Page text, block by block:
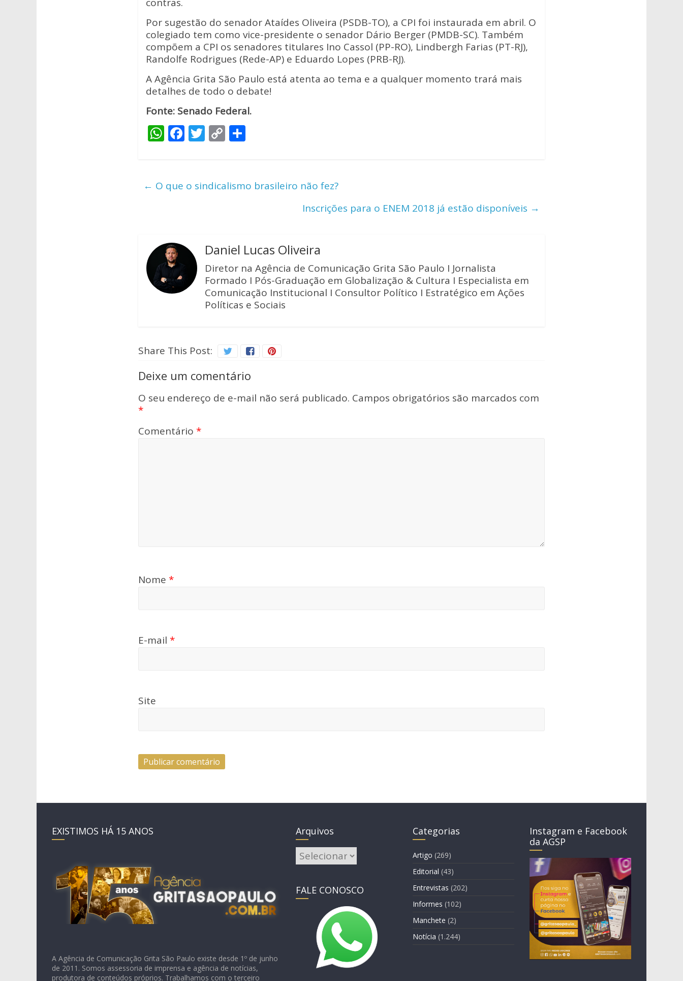
Por sugestão do senador Ataídes Oliveira (PSDB-TO), a CPI foi instaurada em abril. O
colegiado tem como vice-presidente o senador Dário Berger (PMDB-SC). Também
compõem a CPI os senadores titulares Ino Cassol (PP-RO), Lindbergh Farias (PT-RJ),
Randolfe Rodrigues (Rede-AP) e Eduardo Lopes (PRB-RJ).
A Agência Grita São Paulo está atenta ao tema e a qualquer momento trará mais
detalhes de todo o debate!
Fonte: Senado Federal.
W
s
A
F
b
T
er
C
y e
← O que o sindicalismo brasileiro não fez?
Inscrições para o ENEM 2018 já estão disponíveis →
Daniel Lucas Oliveira
Diretor na Agência de Comunicação Grita São Paulo I Jornalista
Formado I Pós-Graduação em Globalização & Cultura I Especialista em
Comunicação Institucional I Consultor Político I Estratégico em Ações
Políticas e Sociais
Share This Post:
Deixe um comentário
O seu endereço de e-mail não será publicado. Campos obrigatórios são marcados com
*
Comentário *
Nome *
E-mail *
Site
EXISTIMOS HÁ 15 ANOS
A Agência de Comunicação Grita São Paulo existe desde 1º de junho
de 2011. Somos assessoria de imprensa e agência de notícias,
produtora de conteúdos próprios. Trabalhamos com o terceiro
Arquivos
Arquivos
FALE CONOSCO
Categorias
Artigo (269)
Editorial (43)
Entrevistas (202)
Informes (102)
Manchete (2)
Notícia (1.244)
Instagram e Facebook
da AGSP